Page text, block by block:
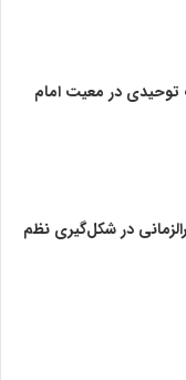
در معیت امام
در شکل‌گیری نظم